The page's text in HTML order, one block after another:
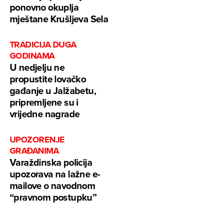
ponovno okuplja
mještane Krušljeva Sela
TRADICIJA DUGA
GODINAMA
U nedjelju ne
propustite lovačko
gađanje u Jalžabetu,
pripremljene su i
vrijedne nagrade
UPOZORENJE
GRAĐANIMA
Varaždinska policija
upozorava na lažne e-
mailove o navodnom
“pravnom postupku”